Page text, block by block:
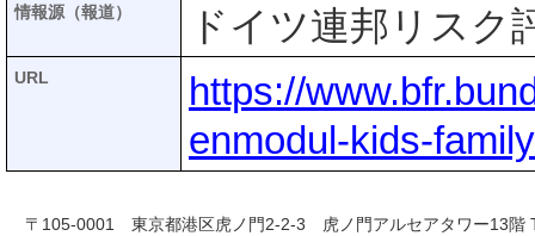
情報源（報道） ドイツ連邦リスク
URL
https://
enmodul-kids-
〒105-0001 東京都港区虎ノ門2-2-3 虎ノ門アルセアタワー13階